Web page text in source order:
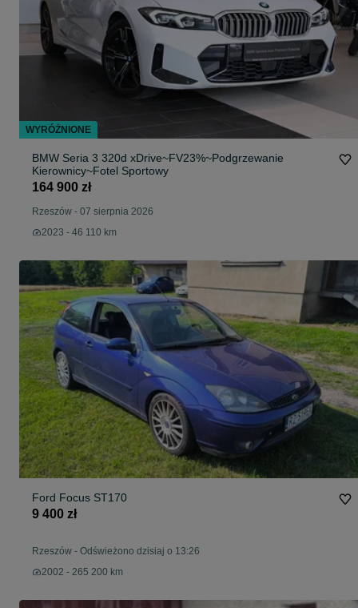
BMW Seria 3 320d xDrive~FV23%~Podgrzewanie
Kierownicy~Fotel Sportowy
164 900 zł
Rzeszów - 07 sierpnia 2026
2023 - 46 110 km
Ford Focus ST170
9 400 zł
Rzeszów - Odświeżono dzisiaj o 13:26
2002 - 265 200 km
WYRÓŻNIONE